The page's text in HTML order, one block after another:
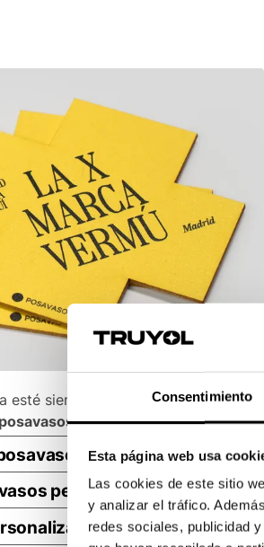
Consentimiento
Esta página web usa
Las cookies de este sitio
y analizar el tráfico.
redes sociales, publicidad
esté siempre presente en cada mesa
promocionales? ¡Pide
personalizados?
un pequeño objeto diseñado para
la humedad o el derrame de
personalizados para
sector de restauración y hostelería
para fabricantes